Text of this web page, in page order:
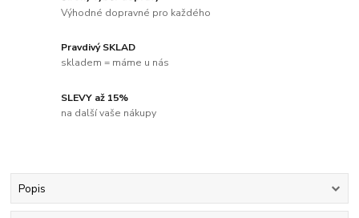
Výhodné dopravné pro každého
Pravdivý SKLAD
skladem = máme u nás
SLEVY až 15%
na další vaše nákupy
Popis